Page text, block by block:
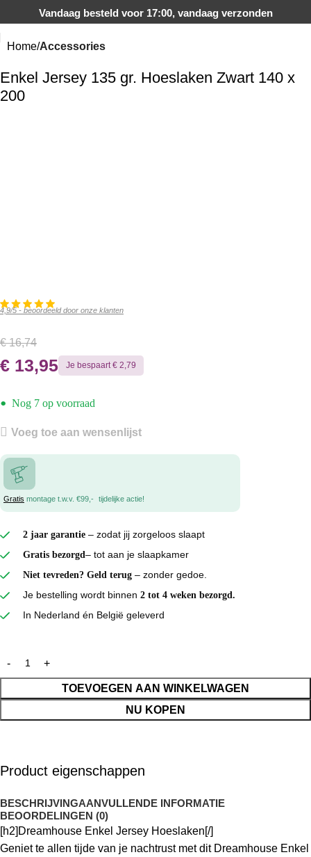
Vandaag besteld voor 17:00, vandaag verzonden
Home Accessories
Enkel Jersey 135 gr. Hoeslaken Zwart 140 x
200
4,9/5 - beoordeeld door onze klanten
€16,74
€ 13,95 Je bespaart € 2,79
• Nog 7 op voorraad
Voeg toe aan wensenlijst
Gratis montage t.w.v. €99,- tijdelijke actie!
2 jaar garantie– zodat jij zorgeloos slaapt
Gratis bezorgd– tot aan je slaapkamer
Niet tevreden? Geld terug– zonder gedoe.
Je bestelling wordt binnen 2 tot 4 weken bezorgd.
In Nederland én België geleverd
TOEVOEGEN AAN WINKELWAGEN
NU KOPEN
Product eigenschappen
BESCHRIJVINGAANVULLENDE INFORMATIE
BEOORDELINGEN (0)
[h2]Dreamhouse Enkel Jersey Hoeslaken[/]
Geniet te allen tijde van je nachtrust met dit Dreamhouse Enkel